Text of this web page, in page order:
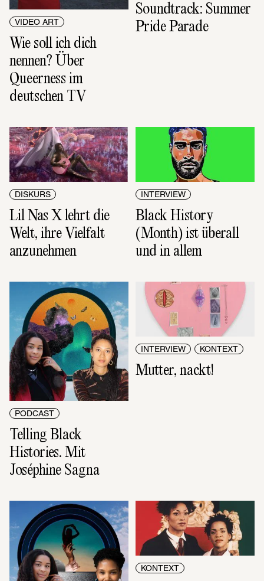
VIDEO ART
Wie soll ich dich
nennen? Über
Queerness im
deutschen TV
Soundtrack: Summer
Pride Parade
DISKURS
Lil Nas X lehrt die
Welt, ihre Vielfalt
anzunehmen
INTERVIEW
Black History
(Month) ist überall
und in allem
PODCAST
Telling Black
Histories. Mit
Joséphine Sagna
INTERVIEW KONTEXT
Mutter, nackt!
KONTEXT